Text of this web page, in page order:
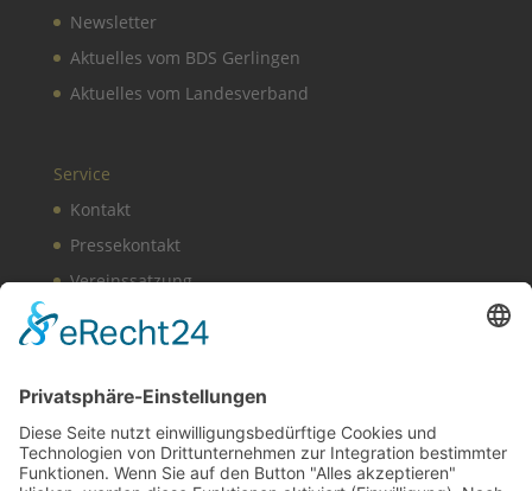
Newsletter
Aktuelles vom BDS Gerlingen
Aktuelles vom Landesverband
Service
Kontakt
Pressekontakt
Vereinssatzung
Impressum
Datenschutz
Cookie-Einstellungen
BDS News – immer aktuell